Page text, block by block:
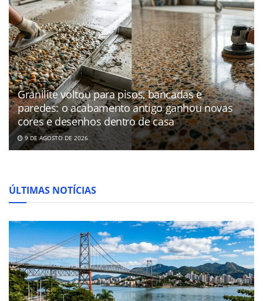
Granilite voltou para pisos, bancadas e
paredes: o acabamento antigo ganhou novas
cores e desenhos dentro de casa
9 DE AGOSTO DE 2026
ÚLTIMAS NOTÍCIAS